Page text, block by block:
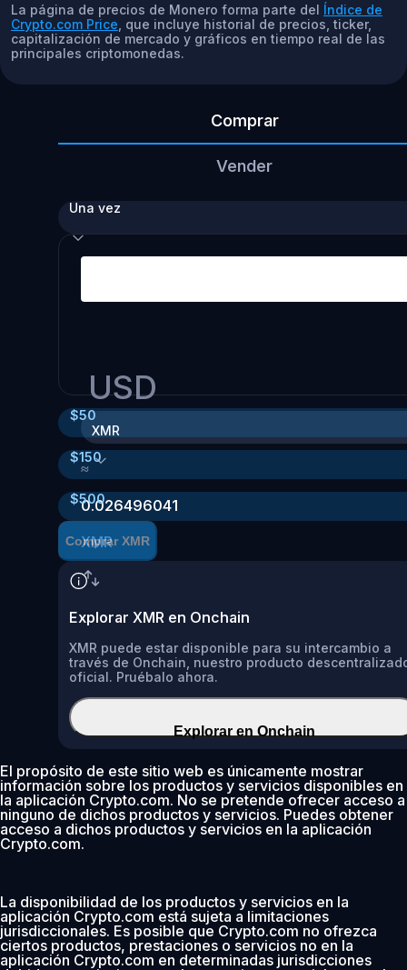
La página de precios de Monero forma parte del Índice de
Crypto.com Price , que incluye historial de precios, ticker,
capitalización de mercado y gráficos en tiempo real de las
principales criptomonedas.
Comprar
Vender
Una vez
USD
XMR
≈
0.026496041
XMR
$50
$150
$500
Comprar XMR
Explorar XMR en Onchain
XMR puede estar disponible para su intercambio a
través de Onchain, nuestro producto
oficial. Pruébalo ahora.
Explorar en Onchain
El propósito de este sitio web es únicamente mostrar
información sobre los productos y servicios disponibles en
la aplicación Crypto.com. No se pretende ofrecer acceso a
ninguno de dichos productos y servicios. Puedes obtener
acceso a dichos productos y servicios en la aplicación
Crypto.com.
La disponibilidad de los productos y servicios en la
aplicación Crypto.com está sujeta a limitaciones
jurisdiccionales. Es posible que Crypto.com no ofrezca
ciertos productos, prestaciones o servicios no en la
aplicación Crypto.com en determinadas jurisdicciones